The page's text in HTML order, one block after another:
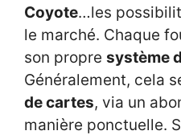
Coyote…les
le marché. Chaque
son propre système
Généralement, cela
de cartes, via un
manière ponctuelle.